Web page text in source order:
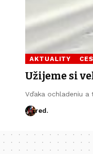
AKTUALITY
Užijeme si
Vďaka ochladeniu a
red.